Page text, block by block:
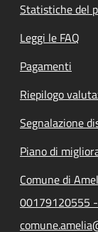
Statistiche del
Leggi le FAQ
Pagamenti
Riepilogo
Segnalazione
Piano di
Comune di
00179120555 -